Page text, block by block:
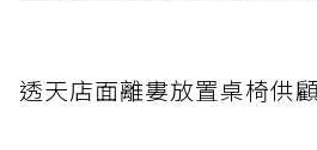
透天店面離婁放置桌椅供